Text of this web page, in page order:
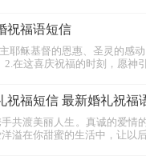
祝福语短信
稣基督的恩惠、圣灵的感动
这喜庆祝福的时刻，愿神
祝福短信 最新婚礼祝福
共渡美丽人生。真诚的爱情
溢在你甜蜜的生活中，让以